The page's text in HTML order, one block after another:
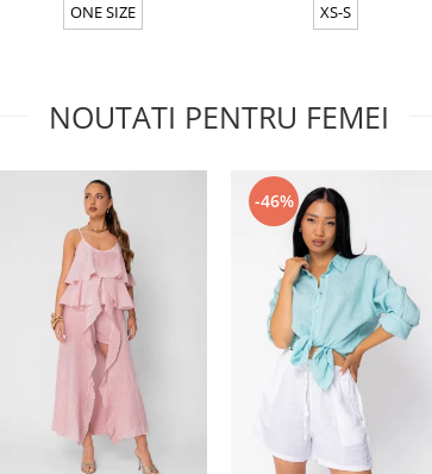
ONE SIZE XS-S
NOUTATI PENTRU FEMEI
-46%